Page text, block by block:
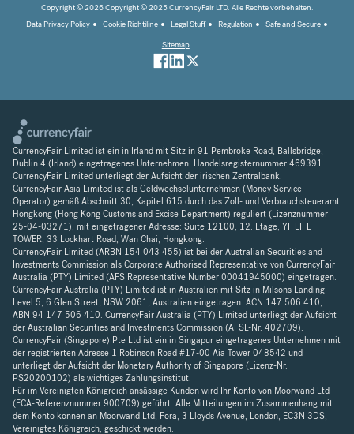
Copyright © 2026 Copyright © 2025 CurrencyFair LTD. Alle Rechte vorbehalten.
Data Privacy Policy
Cookie Richtiline Legal Stuff Regulation
Safe and Secure
Sitemap
CurrencyFair Limited ist ein in Irland mit Sitz in 91 Pembroke Road, Ballsbridge,
Dublin 4 (Irland) eingetragenes Unternehmen. Handelsregisternummer 469391.
CurrencyFair Limited unterliegt der Aufsicht der irischen Zentralbank.
CurrencyFair Asia Limited ist als Geldwechselunternehmen (Money Service
Operator) gemäß Abschnitt 30, Kapitel 615 durch das Zoll- und Verbrauchsteueramt
Hongkong (Hong Kong Customs and Excise Department) reguliert (Lizenznummer
25-04-03271), mit eingetragener Adresse: Suite 12100, 12. Etage, YF LIFE
TOWER, 33 Lockhart Road, Wan Chai, Hongkong.
CurrencyFair Limited (ARBN 154 043 455) ist bei der Australian Securities and
Investments Commission als Corporate Authorised Representative von CurrencyFair
Australia (PTY) Limited (AFS Representative Number 00041945000) eingetragen.
CurrencyFair Australia (PTY) Limited ist in Australien mit Sitz in Milsons Landing
Level 5, 6 Glen Street, NSW 2061, Australien eingetragen. ACN 147 506 410,
ABN 94 147 506 410. CurrencyFair Australia (PTY) Limited unterliegt der Aufsicht
der Australian Securities and Investments Commission (AFSL-Nr. 402709).
CurrencyFair (Singapore) Pte Ltd ist ein in Singapur eingetragenes Unternehmen mit
der registrierten Adresse 1 Robinson Road #17-00 Aia Tower 048542 und
unterliegt der Aufsicht der Monetary Authority of Singapore (Lizenz-Nr.
PS20200102) als wichtiges Zahlungsinstitut.
Für im Vereinigten Königreich ansässige Kunden wird Ihr Konto von Moorwand Ltd
(FCA-Referenznummer 900709) geführt. Alle Mitteilungen im Zusammenhang mit
dem Konto können an Moorwand Ltd, Fora, 3 Lloyds Avenue, London, EC3N 3DS,
Vereinigtes Königreich, geschickt werden.